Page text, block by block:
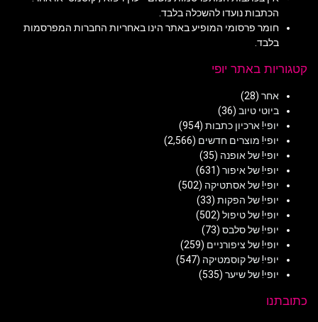
הכתבות נועדו להשכלה בלבד.
חומר פרסומי המופיע באתר הינו באחריות החברות המפרסמות
בלבד.
קטגוריות באתר יופי
אחר (28)
ביוטי טיוב (36)
יופי! ארכיון כתבות (954)
יופי! מוצרים חדשים (2,566)
יופי! של אופנה (35)
יופי! של איפור (631)
יופי! של אסתטיקה (502)
יופי! של הפקות (33)
יופי! של טיפול (502)
יופי! של סלבס (73)
יופי! של ציפורניים (259)
יופי! של קוסמטיקה (547)
יופי! של שיער (535)
כתובתנו